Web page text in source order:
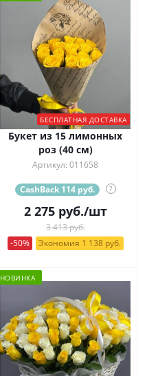
БЕСПЛАТНАЯ ДОСТАВКА
Букет из 15 лимонных
роз (40 см)
Артикул: 011658
CashBack 114 руб. ?
2 275руб./шт
3 413 руб.
-50%
Экономия 1 138 руб.
НОВИНКА